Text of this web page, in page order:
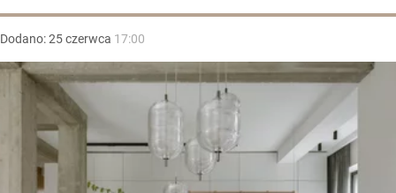
Dodano:25czerwca 17:00